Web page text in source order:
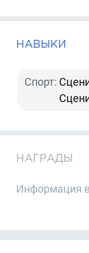
НАВЫКИ
Спорт:
НАГРАДЫ
Информация